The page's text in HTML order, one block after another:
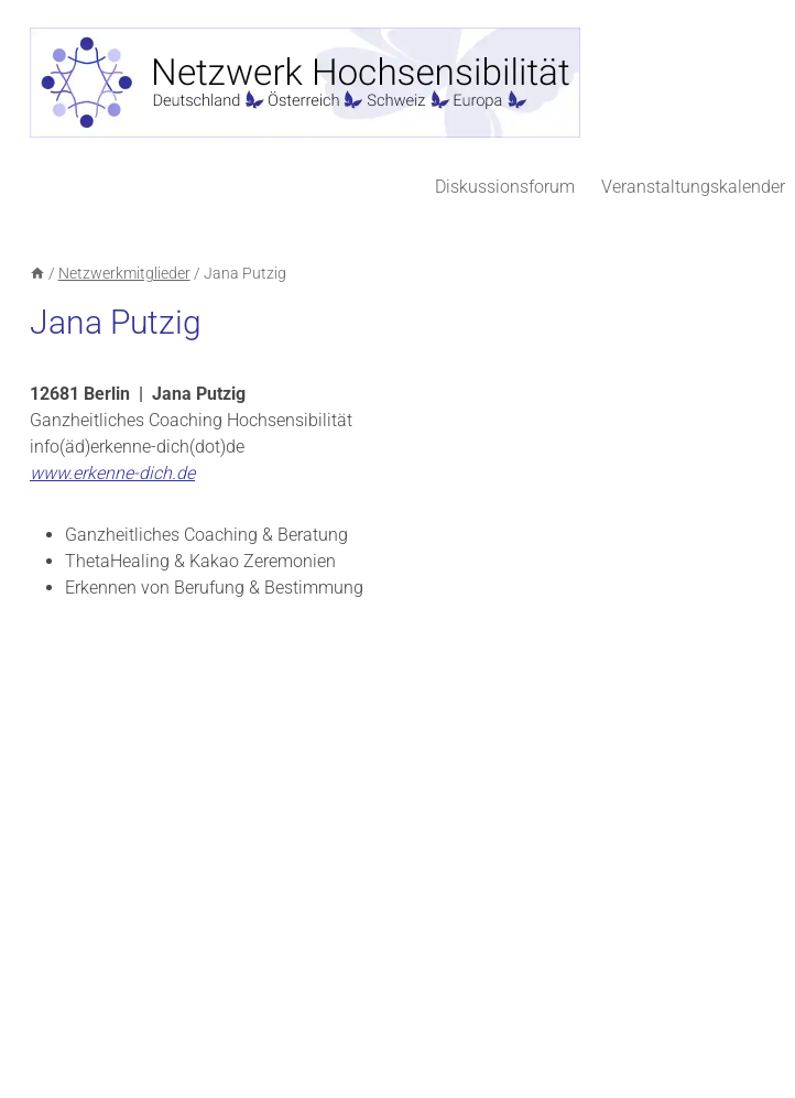
springen
Diskussionsforum Veranstaltungskalender
/ Netzwerkmitglieder / Jana Putzig
Jana Putzig
12681 Berlin | Jana Putzig
Ganzheitliches Coaching Hochsensibilität
info(äd)erkenne-dich(dot)de
www.erkenne-dich.de
Ganzheitliches Coaching & Beratung
ThetaHealing & Kakao Zeremonien
Erkennen von Berufung & Bestimmung